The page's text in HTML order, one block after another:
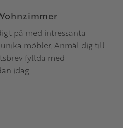
på med intressanta
möbler. Anmäl dig till
fyllda med
idag.